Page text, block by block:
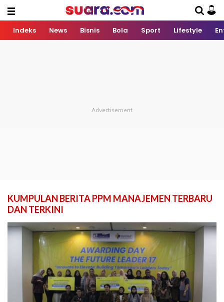
Indeks News Bisnis Bola Sport Lifestyle
KUMPULAN BERITA PPM MANAJEMEN TERBARU
DAN TERKINI